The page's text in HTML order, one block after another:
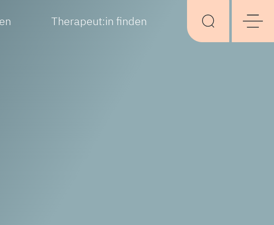
Therapeut:in finden